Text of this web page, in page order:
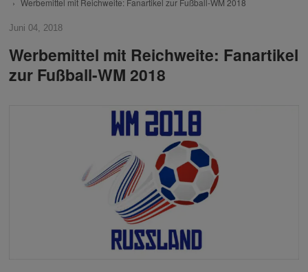
Werbemittel mit Reichweite: Fanartikel zur Fußball-WM 2018
Juni 04, 2018
Werbemittel mit Reichweite: Fanartikel
zur Fußball-WM 2018